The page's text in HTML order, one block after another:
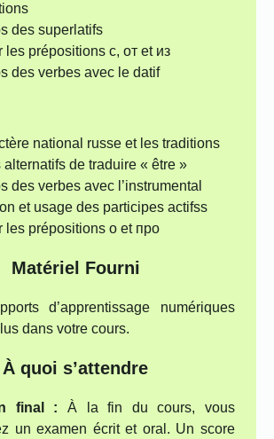
des superlatifs
les prépositions с, от et из
des verbes avec le datif
national russe et les traditions
alternatifs de traduire « être »
des verbes avec l’instrumental
et usage des participes actifss
les prépositions о et про
Matériel Fourni
d’apprentissage numériques
dans votre cours.
À quoi s’attendre
final : À la fin du cours, vous
un examen écrit et oral. Un score